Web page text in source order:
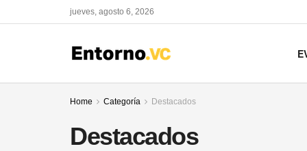
jueves, agosto 6, 2026
Home Categoría Destacados
Destacados